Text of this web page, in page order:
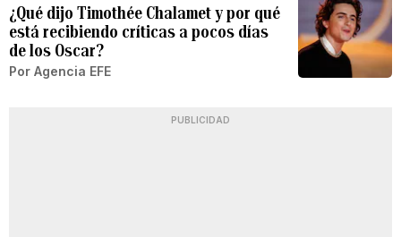
¿Qué dijo Timothée Chalamet y por qué
está recibiendo críticas a pocos días
de los Oscar?
Por Agencia EFE
PUBLICIDAD